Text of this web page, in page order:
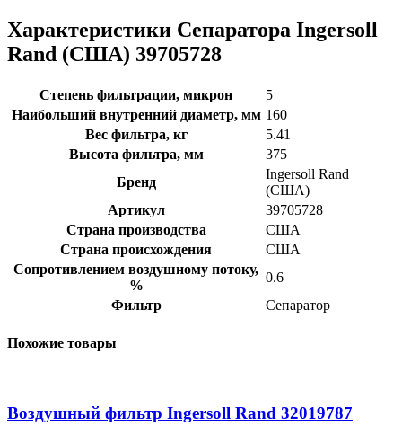
Характеристики Сепаратора Ingersoll
Rand (США) 39705728
Степень фильтрации, микрон
5
Наибольший внутренний диаметр, мм 160
Вес фильтра, кг
5.41
Высота фильтра, мм
375
Бренд
Ingersoll Rand
(США)
Артикул
39705728
Страна производства
США
Страна происхождения
США
Сопротивлением воздушному потоку,
%
0.6
Фильтр
Сепаратор
Похожие товары
Воздушный фильтр Ingersoll Rand 32019787